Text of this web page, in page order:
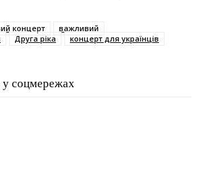
концерт
важливий
Друга ріка
концерт для українців
у соцмережах